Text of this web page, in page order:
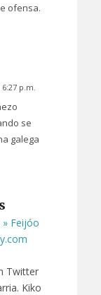
ofensa.
p.m.
se
galega
Feijóo
Twitter
Kiko